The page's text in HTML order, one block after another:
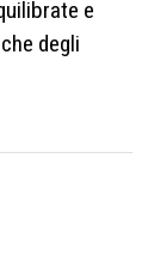
e
degli